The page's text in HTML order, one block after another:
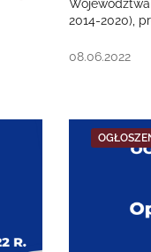
Województwa
2014-2020),
08.06.2022